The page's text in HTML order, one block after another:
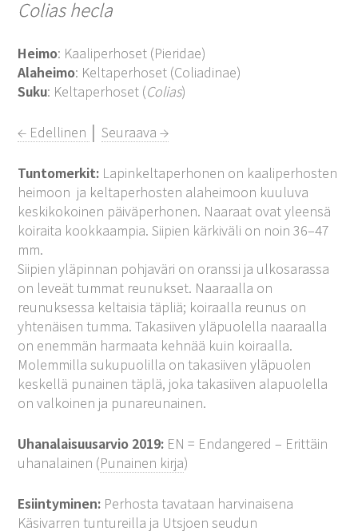
Colias hecla
Heimo: Kaaliperhoset (Pieridae)
Alaheimo: Keltaperhoset (Coliadinae)
Suku: Keltaperhoset (Colias)
← Edellinen │Seuraava →
Tuntomerkit: Lapinkeltaperhonen on kaaliperhosten
heimoon ja keltaperhosten alaheimoon kuuluva
keskikokoinen päiväperhonen. Naaraat ovat yleensä
koiraita kookkaampia. Siipien kärkiväli on noin 36–47
mm.
Siipien yläpinnan pohjaväri on oranssi ja ulkosarassa
on leveät tummat reunukset. Naaraalla on
reunuksessa keltaisia täpliä; koiraalla reunus on
yhtenäisen tumma. Takasiiven yläpuolella naaraalla
on enemmän harmaata kehnää kuin koiraalla.
Molemmilla sukupuolilla on takasiiven yläpuolen
keskellä punainen täplä, joka takasiiven alapuolella
on valkoinen ja punareunainen.
Uhanalaisuusarvio 2019: EN = Endangered – Erittäin
uhanalainen (Punainen kirja)
Esiintyminen: Perhosta tavataan harvinaisena
Käsivarren tuntureilla ja Utsjoen seudun